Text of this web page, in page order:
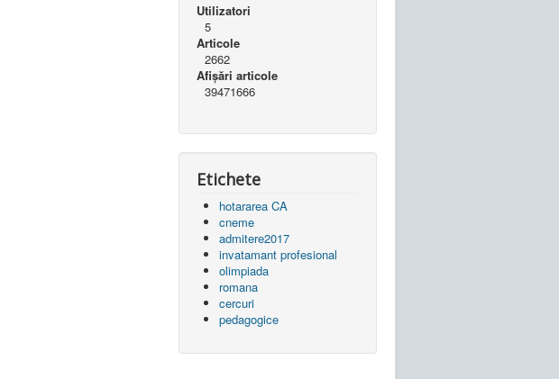
Utilizatori
5
Articole
2662
Afișări articole
39471666
Etichete
hotararea CA
cneme
admitere2017
invatamant profesional
olimpiada
romana
cercuri
pedagogice